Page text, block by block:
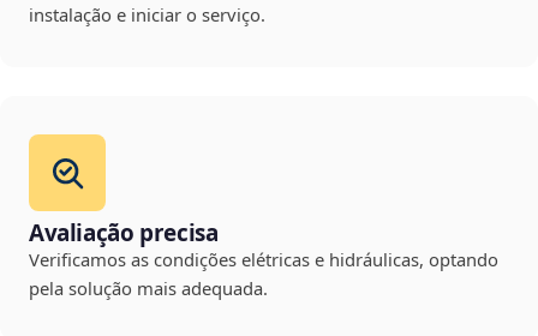
instalação e iniciar o serviço.
Avaliação precisa
Verificamos as condições elétricas e hidráulicas, optando
pela solução mais adequada.